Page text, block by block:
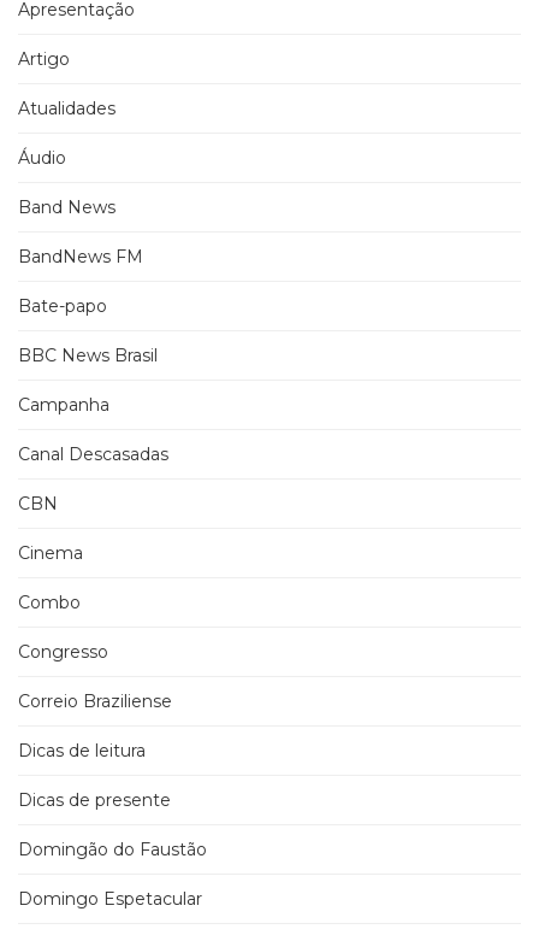
Apresentação
Artigo
Atualidades
Áudio
Band News
BandNews FM
Bate-papo
BBC News Brasil
Campanha
Canal Descasadas
CBN
Cinema
Combo
Congresso
Correio Braziliense
Dicas de leitura
Dicas de presente
Domingão do Faustão
Domingo Espetacular